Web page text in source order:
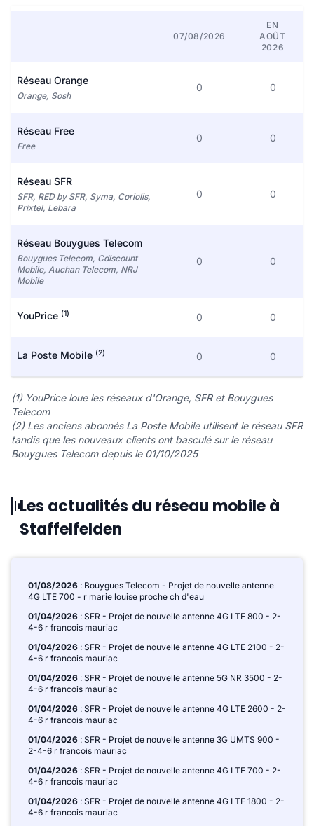
07/08/2026
EN
AOÛT
2026
Réseau Orange
Orange, Sosh
0 0
Réseau Free
Free
0 0
Réseau SFR
SFR, RED by SFR, Syma, Coriolis,
Prixtel, Lebara
0 0
Réseau Bouygues Telecom
Bouygues Telecom, Cdiscount
Mobile, Auchan Telecom, NRJ
Mobile
0 0
YouPrice (1) 0 0
La Poste Mobile (2) 0 0
(1) YouPrice loue les réseaux d'Orange, SFR et Bouygues
Telecom
(2) Les anciens abonnés La Poste Mobile utilisent le réseau SFR
tandis que les nouveaux clients ont basculé sur le réseau
Bouygues Telecom depuis le 01/10/2025
Les actualités du réseau mobile à
Staffelfelden
01/08/2026 : Bouygues Telecom - Projet de nouvelle antenne
4G LTE 700 - r marie louise proche ch d'eau
01/04/2026 : SFR - Projet de nouvelle antenne 4G LTE 800 - 2-
4-6 r francois mauriac
01/04/2026 : SFR - Projet de nouvelle antenne 4G LTE 2100 - 2-
4-6 r francois mauriac
01/04/2026 : SFR - Projet de nouvelle antenne 5G NR 3500 - 2-
4-6 r francois mauriac
01/04/2026 : SFR - Projet de nouvelle antenne 4G LTE 2600 - 2-
4-6 r francois mauriac
01/04/2026 : SFR - Projet de nouvelle antenne 3G UMTS 900 -
2-4-6 r francois mauriac
01/04/2026 : SFR - Projet de nouvelle antenne 4G LTE 700 - 2-
4-6 r francois mauriac
01/04/2026 : SFR - Projet de nouvelle antenne 4G LTE 1800 - 2-
4-6 r francois mauriac